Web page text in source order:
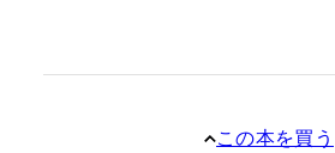
この本を買う